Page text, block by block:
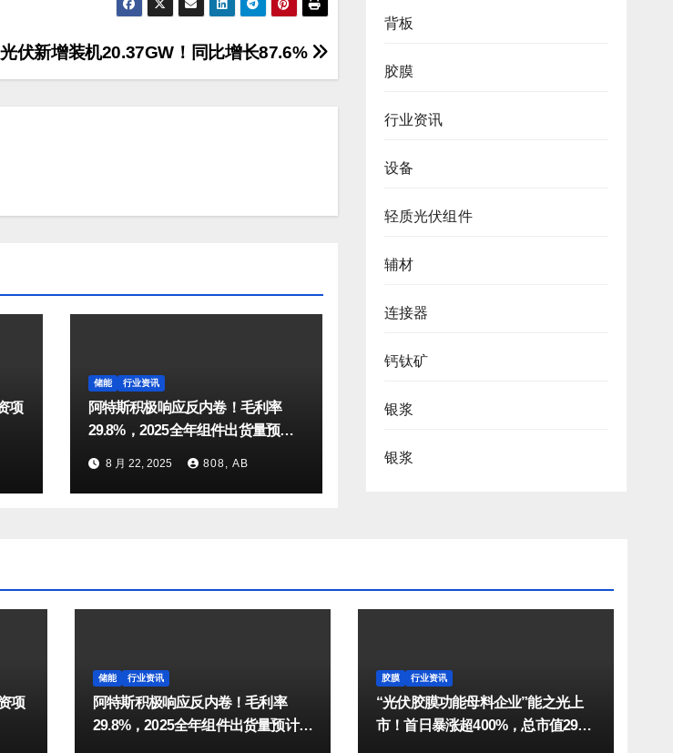
伏新增装机20.37GW！同比增长87.6%
项
储能 行业资讯
阿特斯积极响应反内卷！毛利率
29.8%，2025全年组件出货量预计
8 月 22, 2025 808, AB
背板
胶膜
行业资讯
设备
轻质光伏组件
辅材
连接器
钙钛矿
银浆
银浆
项
储能 行业资讯
阿特斯积极响应反内卷！毛利率
29.8%，2025全年组件出货量预计达
胶膜 行业资讯
“光伏胶膜功能母料企业”能之光上
市！首日暴涨超400%，总市值29亿